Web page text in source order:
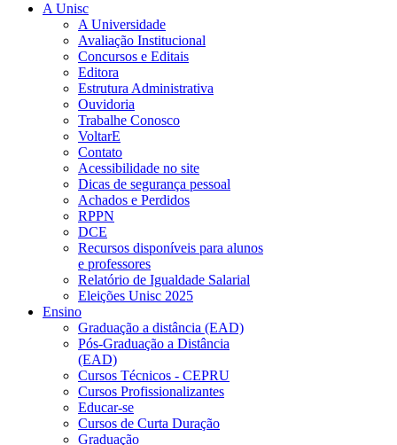
A Unisc
A Universidade
Avaliação Institucional
Concursos e Editais
Editora
Estrutura Administrativa
Ouvidoria
Trabalhe Conosco
VoltarE
Contato
Acessibilidade no site
Dicas de segurança pessoal
Achados e Perdidos
RPPN
DCE
Recursos disponíveis para alunos
e professores
Relatório de Igualdade Salarial
Eleições Unisc 2025
Ensino
Graduação a distância (EAD)
Pós-Graduação a Distância
(EAD)
Cursos Técnicos - CEPRU
Cursos Profissionalizantes
Educar-se
Cursos de Curta Duração
Graduação